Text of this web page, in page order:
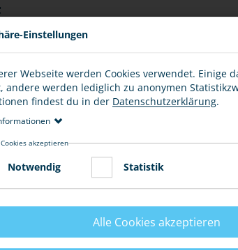
Erwerben und Besitzen illegaler Waffen und
oder eine andere verbotene Hieb- oder
gemäß dem
grundsätzlich für Kinder und Jugendliche sowie
es ist verboten, diese zu erwerben oder zu
Einstellungen
Webseite werden Cookies verwendet. Einige
andere werden lediglich zu anonymen
findest du in der Datenschutzerklärung.
akzeptieren
Notwendig Statistik
Alle Cookies akzeptieren